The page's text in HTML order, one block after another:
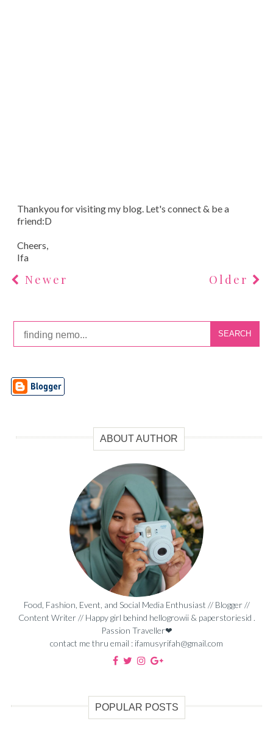
Thankyou for visiting my blog. Let's connect & be a
friend:D
Cheers,
Ifa
Newer Older
SEARCH
ABOUT AUTHOR
Food, Fashion, Event, and Social Media Enthusiast // Blogger //
Content Writer // Happy girl behind hellogrowii & paperstoriesid .
Passion Traveller❤
contact me thru email : ifamusyrifah@gmail.com
POPULAR POSTS